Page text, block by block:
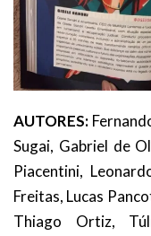
AUTORES:
Sugai, Gabriel de
Piacentini,
Freitas, Lucas
Thiago Ortiz,